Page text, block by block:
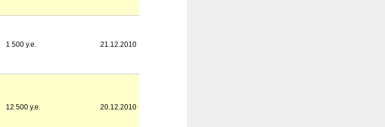
1 500 у.е. 21.12.2010
12 500 у.е. 20.12.2010